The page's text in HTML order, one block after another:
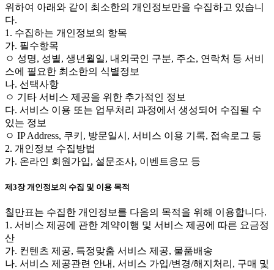
위하여 아래와 같이 최소한의 개인정보만을 수집하고 있습니
다.
1. 수집하는 개인정보의 항목
가. 필수항목
ㅇ 성명, 성별, 생년월일, 내외국인 구분, 주소, 연락처 등 서비
스에 필요한 최소한의 식별정보
나. 선택사항
ㅇ 기타 서비스 제공을 위한 추가적인 정보
다. 서비스 이용 또는 업무처리 과정에서 생성되어 수집될 수
있는 정보
ㅇ IP Address, 쿠키, 방문일시, 서비스 이용 기록, 접속로그 등
2. 개인정보 수집방법
가. 온라인 회원가입, 설문조사, 이벤트응모 등
제3장 개인정보의 수집 및 이용 목적
칠만표는 수집한 개인정보를 다음의 목적을 위해 이용합니다.
1. 서비스 제공에 관한 계약이행 및 서비스 제공에 따른 요금정
산
가. 컨텐츠 제공, 특정맞춤 서비스 제공, 물품배송
나. 서비스 제공관련 안내, 서비스 가입/변경/해지처리, 구매 및